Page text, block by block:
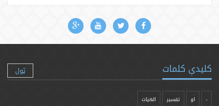
کلیدې کلمات ټول
- او تفسیر الهیات